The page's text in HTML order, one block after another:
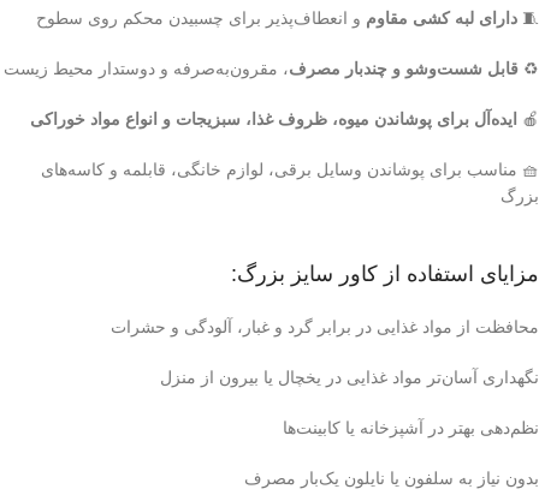
🧵 دارای لبه کشی مقاوم و انعطاف‌پذیر برای چسبیدن محکم روی سطوح
♻️ قابل شست‌وشو و چندبار مصرف، مقرون‌به‌صرفه و دوستدار محیط زیست
🍎 ایده‌آل برای پوشاندن میوه، ظروف غذا، سبزیجات و انواع مواد خوراکی
🧺 مناسب برای پوشاندن وسایل برقی، لوازم خانگی، قابلمه و کاسه‌های
بزرگ
مزایای استفاده از کاور سایز بزرگ:
محافظت از مواد غذایی در برابر گرد و غبار، آلودگی و حشرات
نگهداری آسان‌تر مواد غذایی در یخچال یا بیرون از منزل
نظم‌دهی بهتر در آشپزخانه یا کابینت‌ها
بدون نیاز به سلفون یا نایلون یک‌بار مصرف